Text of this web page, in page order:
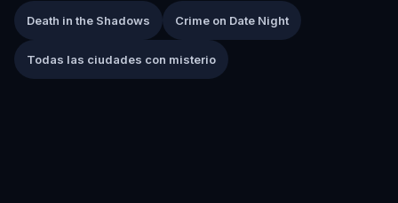
Death in the Shadows Crime on Date Night
Todas las ciudades con misterio